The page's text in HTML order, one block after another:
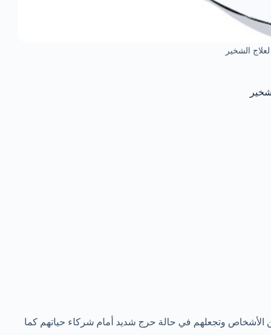
الشخير
من الأشخاص وتجعلهم في حالة حرج شديد أمام شركاء حياتهم كما